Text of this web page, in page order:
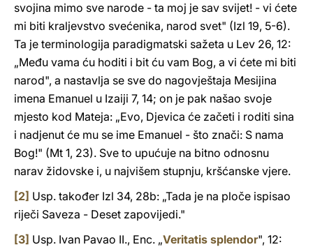
svojina mimo sve narode - ta moj je sav svijet! - vi ćete
mi biti kraljevstvo svećenika, narod svet" (Izl 19, 5-6).
Ta je terminologija paradigmatski sažeta u Lev 26, 12:
„Među vama ću hoditi i bit ću vam Bog, a vi ćete mi biti
narod", a nastavlja se sve do nagovještaja Mesijina
imena Emanuel u Izaiji 7, 14; on je pak našao svoje
mjesto kod Mateja: „Evo, Djevica će začeti i roditi sina
i nadjenut će mu se ime Emanuel - što znači: S nama
Bog!" (Mt 1, 23). Sve to upućuje na bitno odnosnu
narav židovske i, u najvišem stupnju, kršćanske vjere.
[2] Usp. također Izl 34, 28b: „Tada je na ploče ispisao
riječi Saveza - Deset zapovijedi."
[3] Usp. Ivan Pavao II., Enc. „Veritatis splendor", 12: